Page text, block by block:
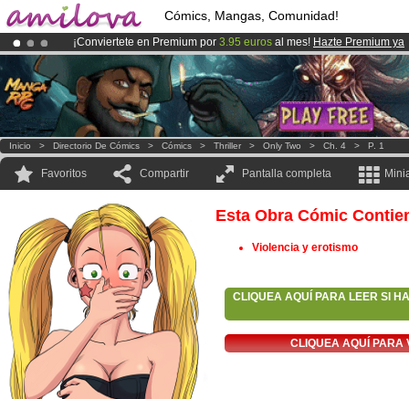
Cómics, Mangas, Comunidad!
¡Conviertete en Premium por 3.95 euros al mes! Hazte Premium ya
¡El Kickstarter Amilova está desormado lanzado!.
¡Ya tenemos 100000miembrosy 1000 Cómics y Mangas!.
Inicio > Directorio De Cómics > Cómics > Thriller > Only Two > Ch. 4 > P. 1
Favoritos Compartir Pantalla completa
Esta Obra Cómic
Violencia y erotismo
CLIQUEA AQUÍ PARA LEER SI
CLIQUEA AQUÍ PARA